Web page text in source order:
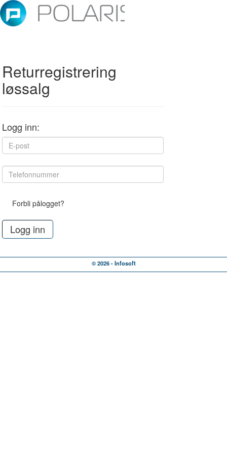
Returregistrering
løssalg
Logg inn:
Forbli pålogget?
© 2026 - Infosoft